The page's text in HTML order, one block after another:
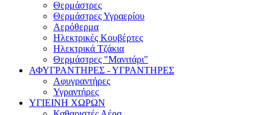
Θερμάστρες
Θερμάστρες Υγραερίου
Αερόθερμα
Ηλεκτρικές Κουβέρτες
Ηλεκτρικά Τζάκια
Θερμάστρες "Μανιτάρι"
ΑΦΥΓΡΑΝΤΗΡΕΣ - ΥΓΡΑΝΤΗΡΕΣ
Αφυγραντήρες
Υγραντήρες
ΥΓΙΕΙΝΗ ΧΩΡΩΝ